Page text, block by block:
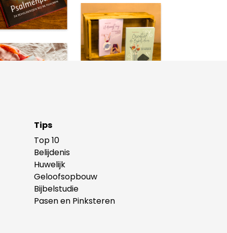
Tips
Top 10
Belijdenis
Huwelijk
Geloofsopbouw
Bijbelstudie
Pasen en Pinksteren